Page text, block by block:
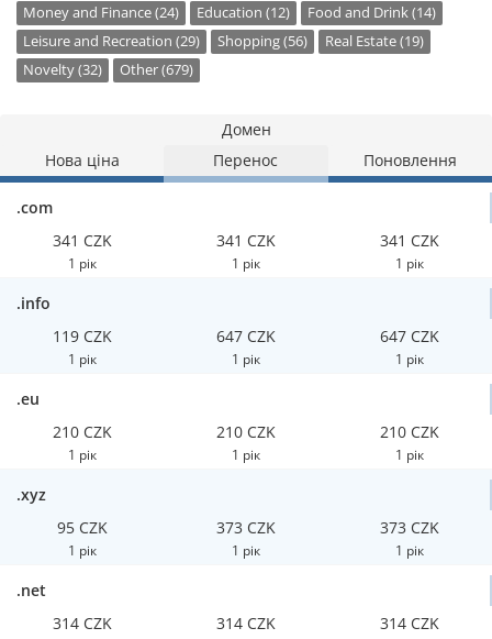
Money and Finance (24)
Education (12)
Food and Drink (14)
Leisure and Recreation (29)
Shopping (56)
Real Estate (19)
Novelty (32)
Other (679)
Домен
Нова ціна
Перенос Поновлення
.com
341 CZK
1 рік
341 CZK
1 рік
341 CZK
1 рік
.info
119 CZK
1 рік
647 CZK
1 рік
647 CZK
1 рік
.eu
210 CZK
1 рік
210 CZK
1 рік
210 CZK
1 рік
.xyz
95 CZK
1 рік
373 CZK
1 рік
373 CZK
1 рік
.net
314 CZK
314 CZK 314 CZK